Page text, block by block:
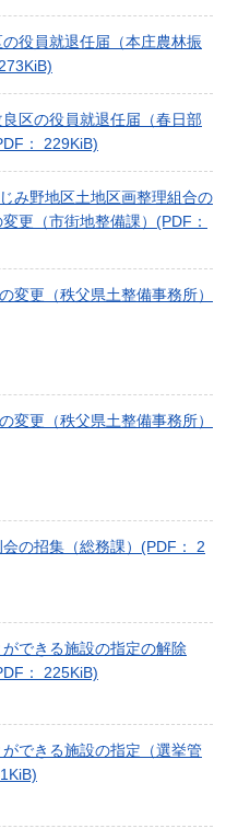
役員就退任届（本庄農林振
区の役員就退任届（春日部
： 229KiB)
み野地区土地区画整理組合の
更（市街地整備課）(PDF：
変更（秩父県土整備事務所）
変更（秩父県土整備事務所）
の招集（総務課）(PDF： 2
できる施設の指定の解除
： 225KiB)
できる施設の指定（選挙管